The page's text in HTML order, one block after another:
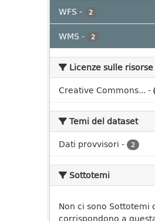
WFS - 2
WMS - 2
Licenze sulle risorse
Creative Commons... -
Temi del dataset
Dati provvisori - 2
Sottotemi
Non ci sono Sottotemi
corrispondono a